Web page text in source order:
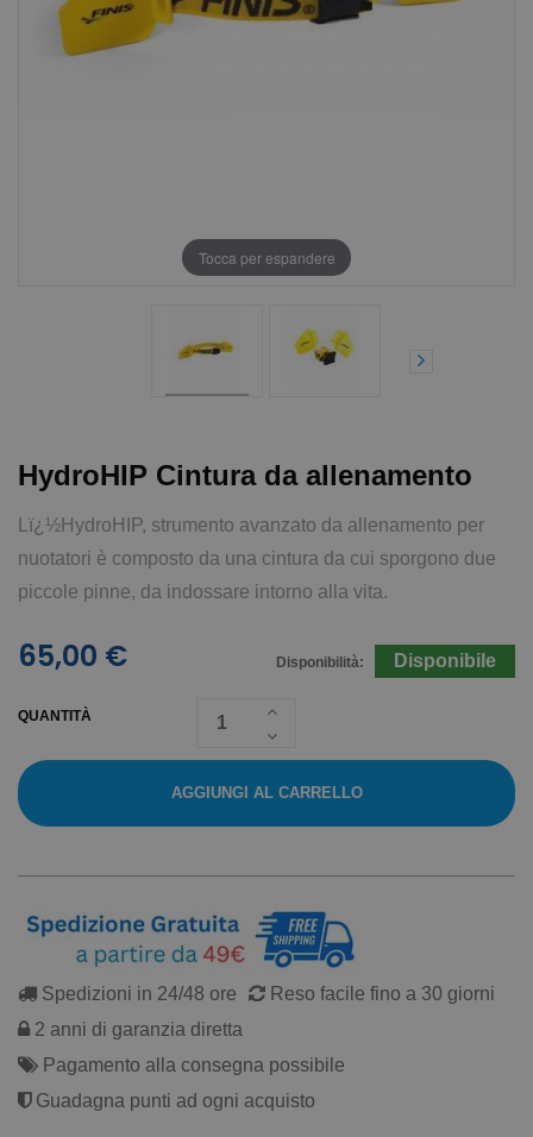
Tocca per espandere
HydroHIP Cintura da allenamento
Lï¿½HydroHIP, strumento avanzato da allenamento per
nuotatori è composto da una cintura da cui sporgono due
piccole pinne, da indossare intorno alla vita.
Disponibilità: Disponibile
65,00 €
QUANTITÀ
AGGIUNGI AL CARRELLO
Spedizioni in 24/48 ore
Reso facile fino a 30 giorni
2 anni di garanzia diretta
Pagamento alla consegna possibile
Guadagna punti ad ogni acquisto